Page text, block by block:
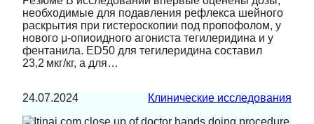
необходимые для подавления рефлекса шейного
раскрытия при гистероскопии под пропофолом, у
нового μ‑опиоидного агониста тегилеридина и у
фентанила. ED50 для тегилеридина составил
23,2 мкг/кг, а для…
24.07.2024 Клинические исследования